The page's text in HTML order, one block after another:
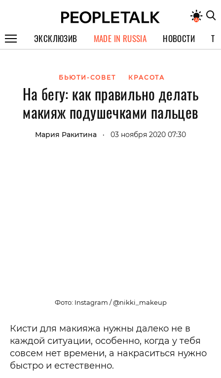
ЭКСКЛЮЗИВ
СПЕЦПРОЕКТЫ
ИНТЕРВЬЮ
ПОКОЛЕНИЕ
MADE IN RUSSIA НОВОСТИ
БЬЮТИ-СОВЕТ КРАСОТА
На бегу: как правильно делать
макияж подушечками пальцев
Мария Ракитина • 03 ноября 2020 07:30
Фото: Instagram / @nikki_makeup
Кисти для макияжа нужны далеко не в
каждой ситуации, особенно, когда у тебя
совсем нет времени, а накраситься нужно
быстро и естественно.